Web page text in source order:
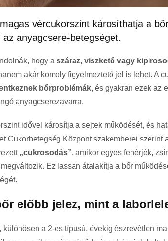
vércukorszint károsíthatja a
anyagcsere-betegséget.
hogy a száraz, viszkető vagy
akár komoly figyelmeztető jel is lehet. A
bőrproblémák, és gyakran ezek az
anyagcserezavarra.
idővel károsítja a sejtek működését, és
Cukorbetegség Központ szakemberei szerint
„cukrosodás”, amikor egyes fehérjék,
Ez lassan átalakítja a bőr
előbb jelez, mint a
különösen a 2-es típusú, évekig észrevétlen